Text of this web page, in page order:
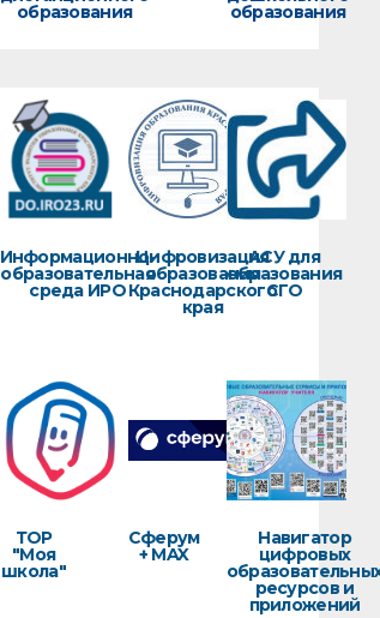
образования образования
Информационно-
образовательная
среда ИРО
Цифровизация
образования
Краснодарского
края
АСУ для
образования
СГО
ТОР
"Моя
школа"
Сферум
+ MAX
Навигатор
цифровых
ресурсов и
приложений